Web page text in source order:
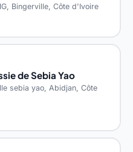
Bingerville, Côte d'Ivoire
de Sebia Yao
sebia yao, Abidjan, Côte